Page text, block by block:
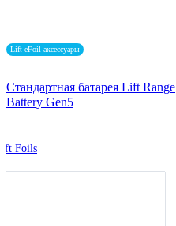
Lift eFoil аксессуары
Стандартная батарея Lift Range
Battery Gen5
Foils